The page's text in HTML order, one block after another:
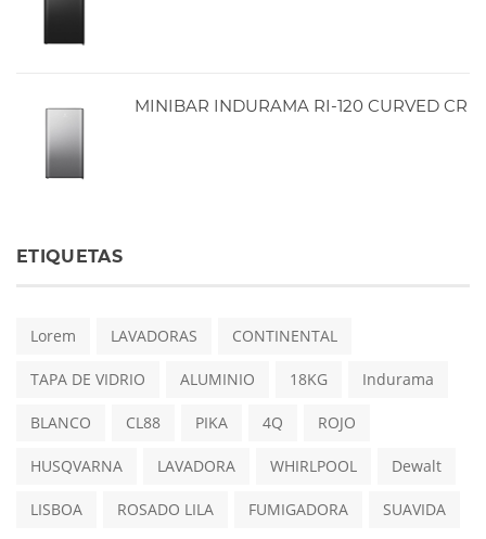
MINIBAR INDURAMA RI-120 CURVED CR
ETIQUETAS
Lorem LAVADORAS CONTINENTAL
TAPA DE VIDRIO ALUMINIO 18KG Indurama
BLANCO CL88 PIKA 4Q ROJO
HUSQVARNA LAVADORA WHIRLPOOL Dewalt
LISBOA ROSADO LILA FUMIGADORA SUAVIDA